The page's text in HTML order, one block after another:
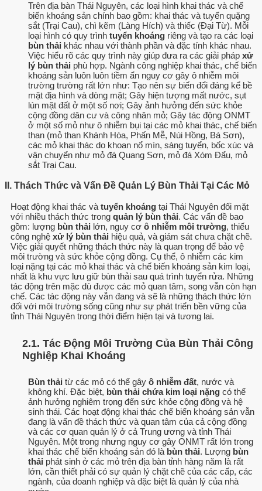
Trên địa bàn Thái Nguyên, các loại hình khai thác và chế
biến khoáng sản chính bao gồm: khai thác và tuyển quặng
sắt (Trại Cau), chì kẽm (Làng Hích) và thiếc (Đại Từ). Mỗi
loại hình có quy trình tuyển khoáng riêng và tạo ra các loại
bùn thải khác nhau với thành phần và đặc tính khác nhau.
Việc hiểu rõ các quy trình này giúp đưa ra các giải pháp xử
lý bùn thải phù hợp. Ngành công nghiệp khai thác, chế biến
khoáng sản luôn luôn tiềm ẩn nguy cơ gây ô nhiễm môi
trường trường rất lớn như: Tạo nên sự biến đổi đáng kể bề
mặt địa hình và dòng mặt; Gây hiện tượng mất nước, sụt
lún mặt đất ở một số nơi; Gây ảnh hưởng đến sức khỏe
cộng đồng dân cư và công nhân mỏ; Gây tác động ONMT
ở một số mỏ như ô nhiễm bụi tại các mỏ khai thác, chế biến
than (mỏ than Khánh Hòa, Phấn Mễ, Núi Hồng, Bá Sơn),
các mỏ khai thác do khoan nổ mìn, sàng tuyển, bốc xúc và
vận chuyển như mỏ đá Quang Sơn, mỏ đá Xóm Đẩu, mỏ
sắt Trại Cau.
II. Thách Thức và Vấn Đề Quản Lý Bùn Thải Tại Các Mỏ
Hoạt động khai thác và tuyển khoáng tại Thái Nguyên đối mặt
với nhiều thách thức trong quản lý bùn thải. Các vấn đề bao
gồm: lượng bùn thải lớn, nguy cơ ô nhiễm môi trường, thiếu
công nghệ xử lý bùn thải hiệu quả, và giám sát chưa chặt chẽ.
Việc giải quyết những thách thức này là quan trọng để bảo vệ
môi trường và sức khỏe cộng đồng. Cụ thể, ô nhiễm các kim
loại nặng tại các mỏ khai thác và chế biến khoáng sản kim loại,
nhất là khu vực lưu giữ bùn thải sau quá trình tuyển rửa. Những
tác động trên mặc dù được các mỏ quan tâm, song vẫn còn hạn
chế. Các tác động này vẫn đang và sẽ là những thách thức lớn
đối với môi trường sống cũng như sự phát triển bền vững của
tỉnh Thái Nguyên trong thời điểm hiện tại và tương lai.
2.1. Tác Động Môi Trường Của Bùn Thải Công
Nghiệp Khai Khoáng
Bùn thải từ các mỏ có thể gây ô nhiễm đất, nước và
không khí. Đặc biệt, bùn thải chứa kim loại nặng có thể
ảnh hưởng nghiêm trọng đến sức khỏe cộng đồng và hệ
sinh thái. Các hoạt động khai thác chế biến khoáng sản vẫn
đang là vấn đề thách thức và quan tâm của cả cộng đồng
và các cơ quan quản lý ở cả Trung ương và tỉnh Thái
Nguyên. Một trong nhưng nguy cơ gây ONMT rất lớn trong
khai thác chế biến khoáng sản đó là bùn thải. Lượng bùn
thải phát sinh ở các mỏ trên địa bàn tỉnh hàng năm là rất
lớn, cần thiết phải có sự quản lý chặt chẽ của các cấp, các
ngành, của doanh nghiệp và đặc biệt là quản lý của nhà